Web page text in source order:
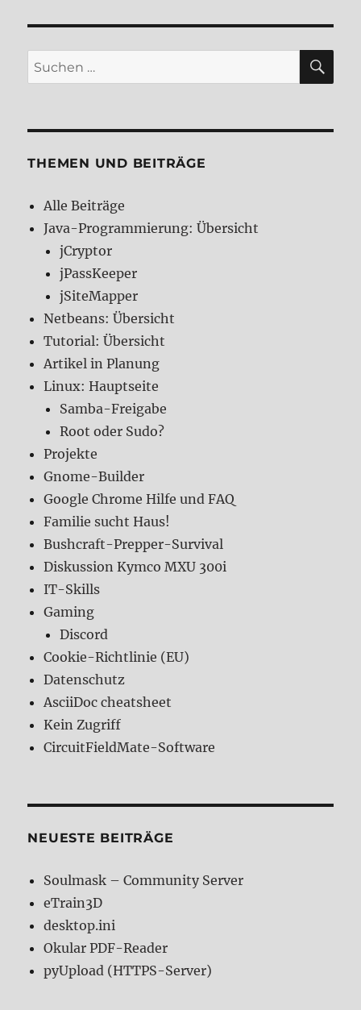
Suchen
nach:
THEMEN UND BEITRÄGE
Alle Beiträge
Java-Programmierung: Übersicht
jCryptor
jPassKeeper
jSiteMapper
Netbeans: Übersicht
Tutorial: Übersicht
Artikel in Planung
Linux: Hauptseite
Samba-Freigabe
Root oder Sudo?
Projekte
Gnome-Builder
Google Chrome Hilfe und FAQ
Familie sucht Haus!
Bushcraft-Prepper-Survival
Diskussion Kymco MXU 300i
IT-Skills
Gaming
Discord
Cookie-Richtlinie (EU)
Datenschutz
AsciiDoc cheatsheet
Kein Zugriff
CircuitFieldMate-Software
NEUESTE BEITRÄGE
Soulmask – Community Server
eTrain3D
desktop.ini
Okular PDF-Reader
pyUpload (HTTPS-Server)